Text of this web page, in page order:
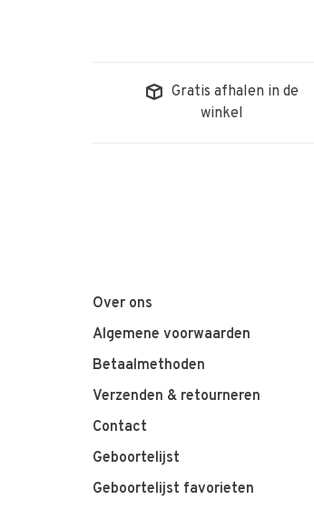
Gratis afhalen in de
winkel
Over ons
Algemene voorwaarden
Betaalmethoden
Verzenden & retourneren
Contact
Geboortelijst
Geboortelijst favorieten